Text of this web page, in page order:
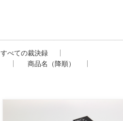
すべての裁決録
商品名（降順）